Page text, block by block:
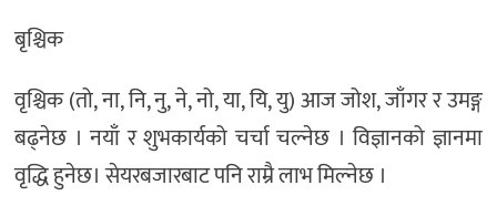
बृश्चिक
वृश्चिक (तो, ना, नि, नु, ने, नो, या, यि, यु) आज जोश, जाँगर र उमङ्ग
बढ्नेछ । नयाँ र शुभकार्यको चर्चा चल्नेछ । विज्ञानको ज्ञानमा
वृद्धि हुनेछ। सेयरबजारबाट पनि राम्रै लाभ मिल्नेछ ।